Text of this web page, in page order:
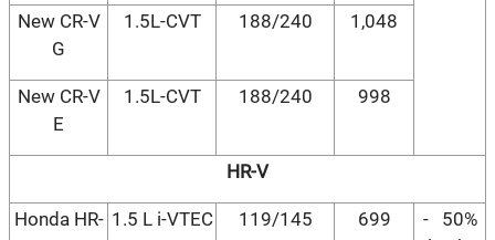
New CR-V
G
1.5L-CVT 188/240 1,048
New CR-V
E
1.5L-CVT 188/240 998
HR-V
Honda HR- 1.5 L i-VTEC 119/145 699
- 50%